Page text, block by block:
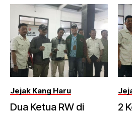
Jejak Kang Haru
Dua Ketua RW di
2